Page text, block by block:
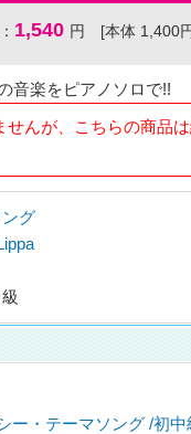
1,540 円 [本体 1,400
音楽をピアノソロで!!
んが、こちらの商品
グ
ー・テーマソング /初中